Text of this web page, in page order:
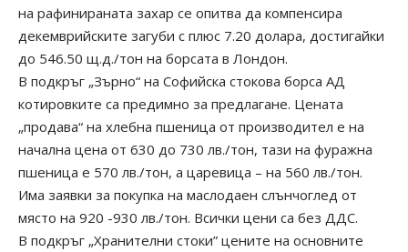
на рафинираната захар се опитва да компенсира
декемврийските загуби с плюс 7.20 долара, достигайки
до 546.50 щ.д./тон на борсата в Лондон.
В подкръг „Зърно“ на Софийска стокова борса АД
котировките са предимно за предлагане. Цената
„продава“ на хлебна пшеница от производител е на
начална цена от 630 до 730 лв./тон, тази на фуражна
пшеница е 570 лв./тон, а царевица – на 560 лв./тон.
Има заявки за покупка на маслодаен слънчоглед от
място на 920 -930 лв./тон. Всички цени са без ДДС.
В подкръг „Хранителни стоки” цените на основните